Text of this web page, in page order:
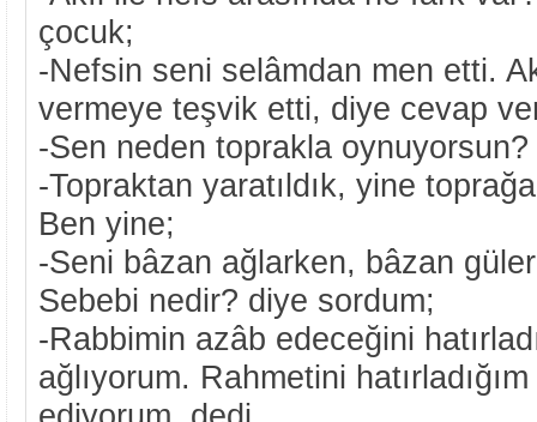
çocuk;
-Nefsin seni selâmdan men etti.
vermeye teşvik etti, diye cevap
-Sen neden toprakla
-Topraktan yaratıldık, yine
Ben yine;
-Seni bâzan ağlarken, bâzan
Sebebi nedir? diye sordum;
-Rabbimin azâb edeceğini
ağlıyorum. Rahmetini